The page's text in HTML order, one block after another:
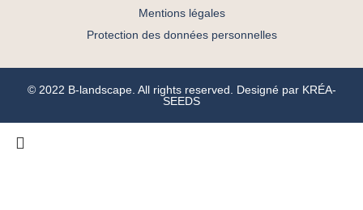
Mentions légales
Protection des données personnelles
© 2022 B-landscape. All rights reserved. Designé par KRÉA-
SEEDS